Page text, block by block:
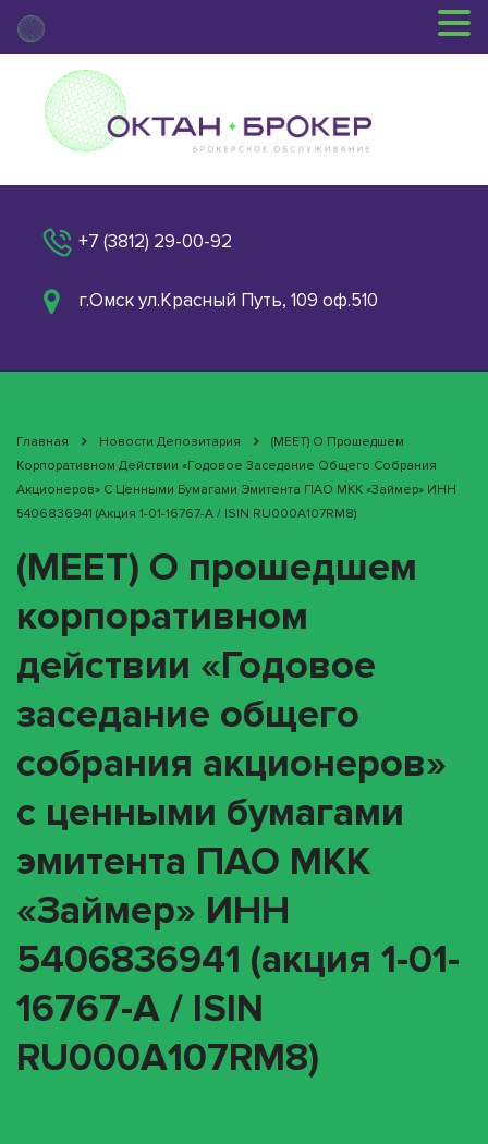
+7 (3812) 29-00-92
г.Омск ул.Красный Путь, 109 оф.510
Главная Новости Депозитария
(MEET) О Прошедшем
Корпоративном Действии «Годовое Заседание Общего Собрания
Акционеров» С Ценными Бумагами Эмитента ПАО МКК «Займер» ИНН
5406836941 (акция 1-01-16767-A / ISIN RU000A107RM8)
(MEET) О прошедшем
корпоративном
действии «Годовое
заседание общего
собрания акционеров»
с ценными бумагами
эмитента ПАО МКК
«Займер» ИНН
5406836941 (акция 1-01-
16767-A / ISIN
RU000A107RM8)